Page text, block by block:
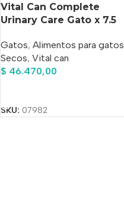
Vital Can Complete
Urinary Care Gato x 7.5
Gatos, Alimentos para gatos
Secos, Vital can
$ 46.470,00
SKU: 07982